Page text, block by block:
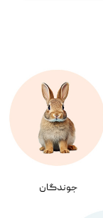
جوندگان